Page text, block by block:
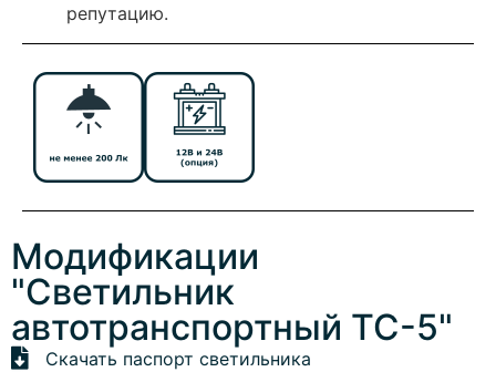
репутацию.
Модификации
"Светильник
автотранспортный ТС-5"
Скачать паспорт светильника